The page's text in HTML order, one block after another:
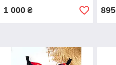
1 000₴ 895